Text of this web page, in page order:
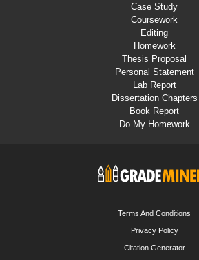
Case Study
Coursework
Editing
Homework
Thesis Proposal
Personal Statement
Lab Report
Dissertation Chapters
Book Report
Do My Homework
Terms And Conditions
Privacy Policy
Citation Generator